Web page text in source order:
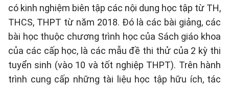
có kinh nghiệm biên tập các nội dung học tập từ TH,
THCS, THPT từ năm 2018. Đó là các bài giảng, các
bài học thuộc chương trình học của Sách giáo khoa
của các cấp học, là các mẫu đề thi thử của 2 kỳ thi
tuyển sinh (vào 10 và tốt nghiệp THPT). Trên hành
trình cung cấp những tài liệu học tập hữu ích, tác